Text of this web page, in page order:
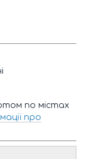
по містах
про